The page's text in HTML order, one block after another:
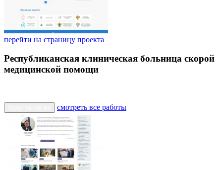
перейти на страницу проекта
Республиканская клиническая больница скорой
медицинской помощи
смотреть все работы